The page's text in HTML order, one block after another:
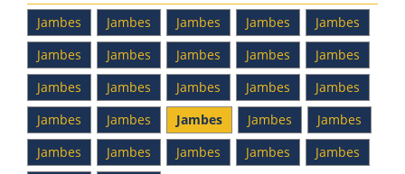
Jambes Jambes Jambes Jambes
Jambes
Jambes
Jambes Jambes Jambes
Jambes
Jambes
Jambes Jambes Jambes
Jambes
Jambes
Jambes Jambes Jambes
Jambes
Jambes
Jambes Jambes Jambes
Jambes